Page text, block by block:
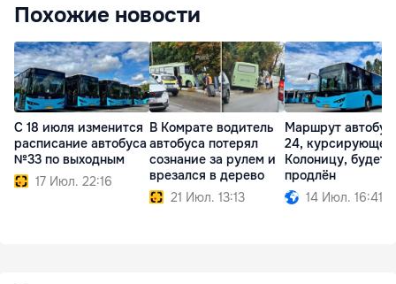
Похожие новости
С 18 июля изменится
расписание автобуса
№33 по выходным
17 Июл. 22:16
В Комрате водитель
автобуса потерял
сознание за рулем и
врезался в дерево
21 Июл. 13:13
Маршрут
24,
Колоницу, будет
продлён
14 Июл. 16:41